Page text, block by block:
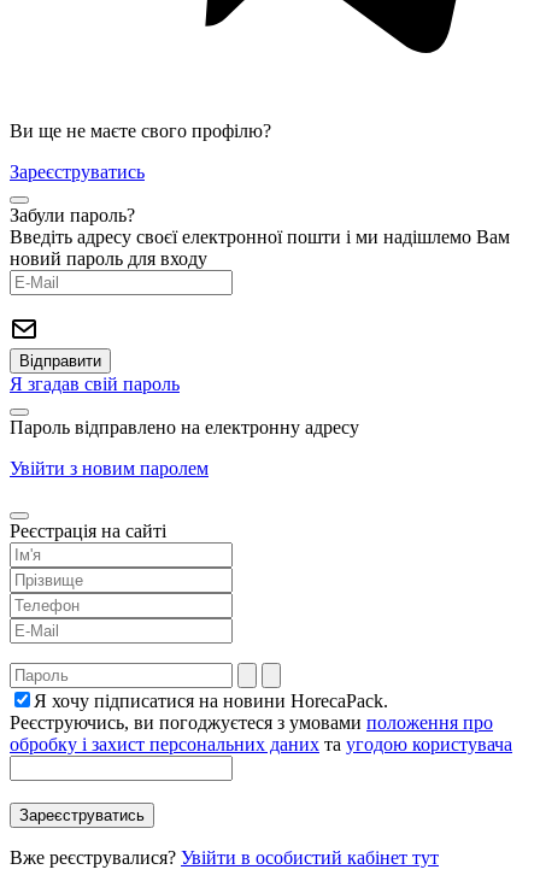
Ви ще не маєте свого профілю?
Зареєструватись
Забули пароль?
Введіть адресу своєї електронної пошти і ми надішлемо Вам
новий пароль для входу
Я згадав свій пароль
Пароль відправлено на електронну адресу
Увійти з новим паролем
Реєстрація на сайті
Я хочу підписатися на новини HorecaPack.
Реєструючись, ви погоджуєтеся з умовами положення про
обробку і захист персональних даних та угодою користувача
Вже реєструвалися? Увійти в особистий кабінет тут